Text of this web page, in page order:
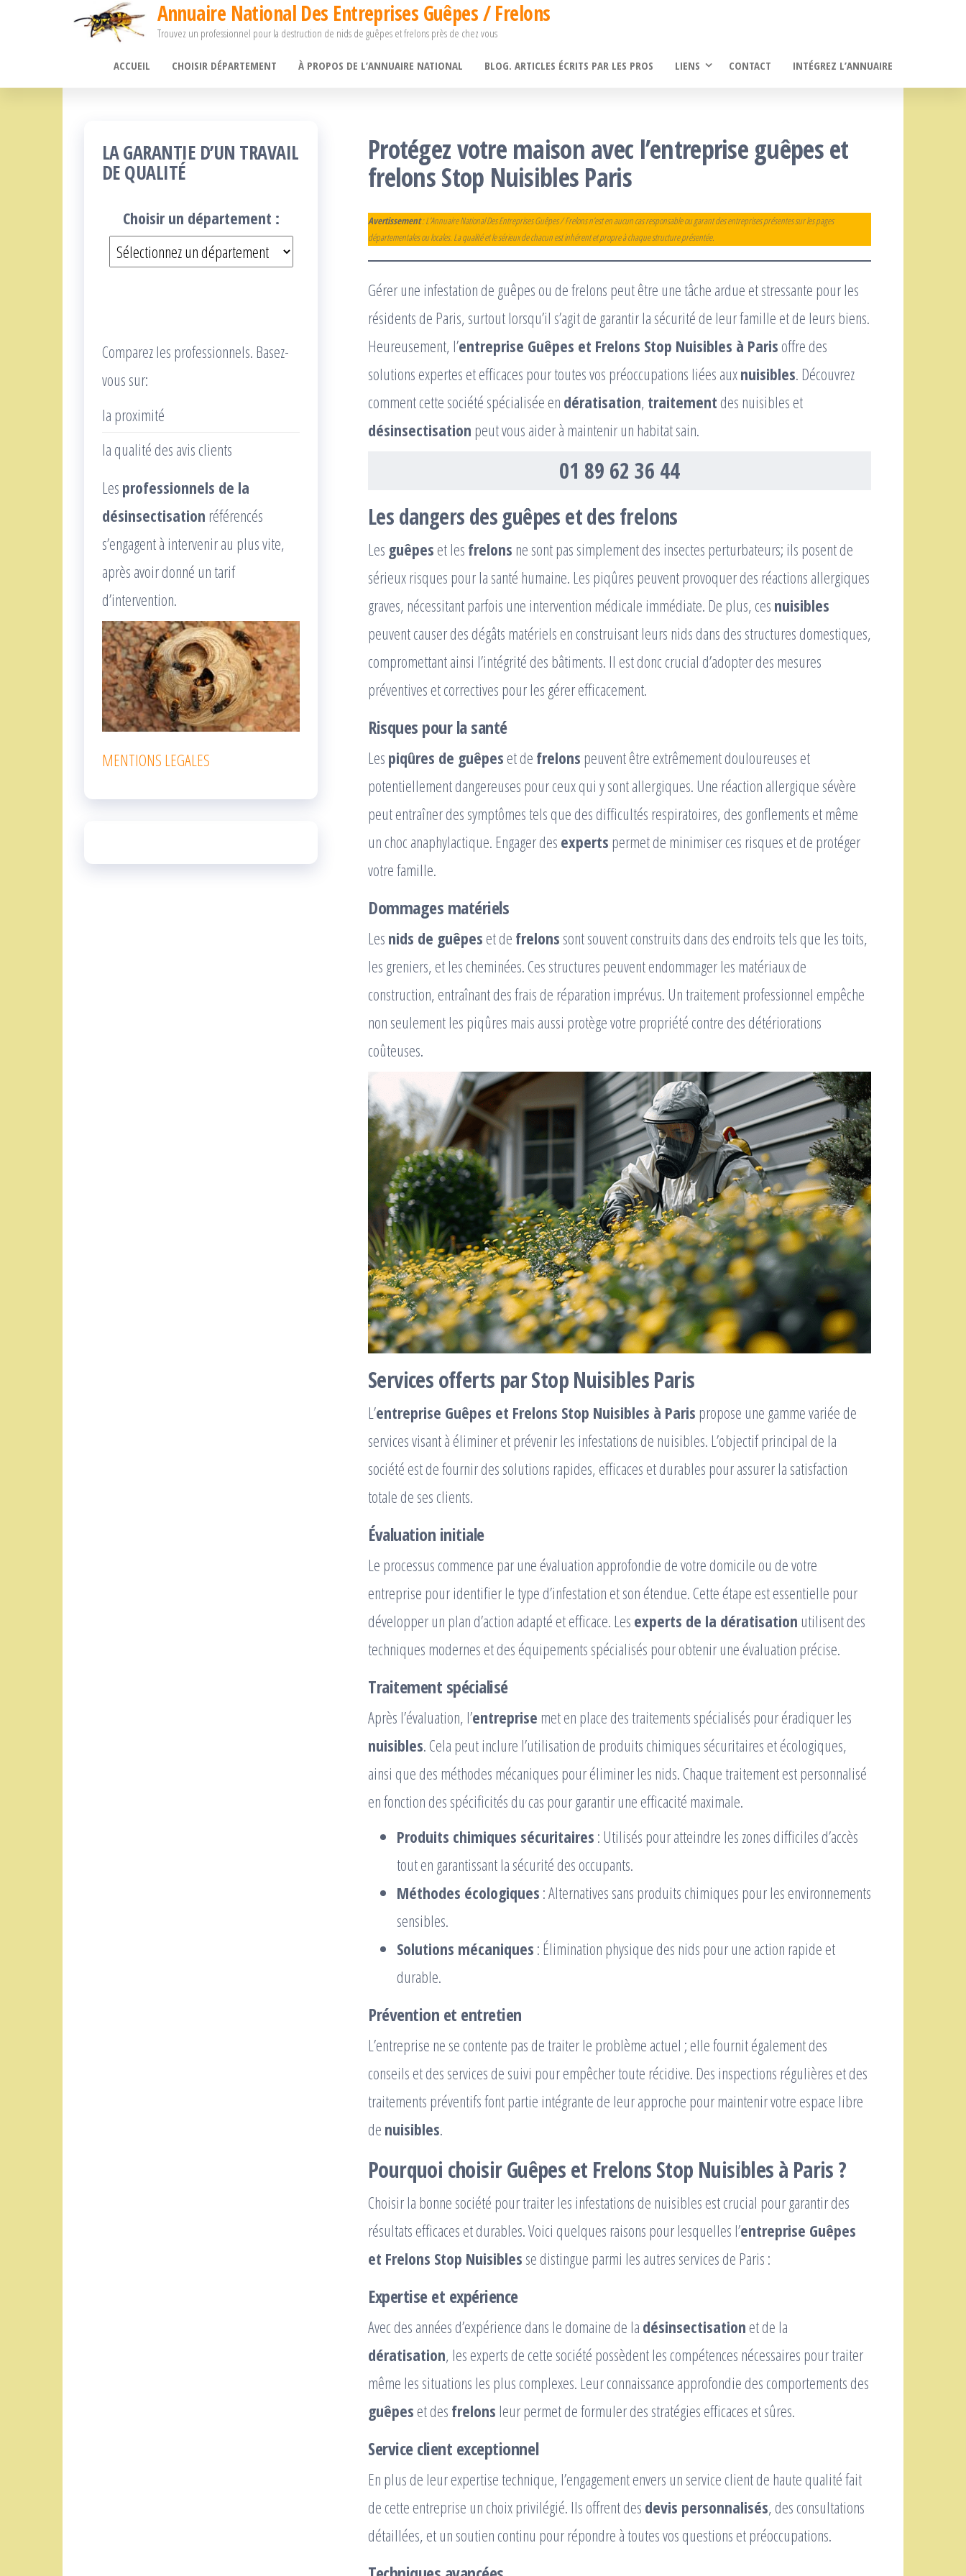
Annuaire National Des Entreprises Guêpes / Frelons
Trouvez un professionnel pour la destruction de nids de guêpes et frelons près de chez vous
ACCUEIL CHOISIR DÉPARTEMENT À PROPOS DE L’ANNUAIRE NATIONAL BLOG. ARTICLES ÉCRITS PAR LES PROS LIENS CONTACT INTÉGREZ L’ANNUAIRE
Protégez votre maison avec l’entreprise guêpes et
frelons Stop Nuisibles Paris
Avertissement: L’Annuaire National Des Entreprises Guêpes / Frelons n’est en aucun cas responsable ou garant des entreprises présentes sur les pages
départementales ou locales. La qualité et le sérieux de chacun est inhérent et propre à chaque structure présentée.
Gérer une infestation de guêpes ou de frelons peut être une tâche ardue et stressante pour les
résidents de Paris, surtout lorsqu’il s’agit de garantir la sécurité de leur famille et de leurs biens.
Heureusement, l’entreprise Guêpes et Frelons Stop Nuisibles à Paris offre des
solutions expertes et efficaces pour toutes vos préoccupations liées auxnuisibles. Découvrez
comment cette société spécialisée en dératisation, traitement des nuisibles et
désinsectisation peut vous aider à maintenir un habitat sain.
01 89 62 36 44
Les dangers des guêpes et des frelons
Les guêpes et les frelons ne sont pas simplement des insectes perturbateurs; ils posent de
sérieux risques pour la santé humaine. Les piqûres peuvent provoquer des réactions allergiques
graves, nécessitant parfois une intervention médicale immédiate. De plus, ces nuisibles
peuvent causer des dégâts matériels en construisant leurs nids dans des structures domestiques,
compromettant ainsi l’intégrité des bâtiments. Il est donc crucial d’adopter des mesures
préventives et correctives pour les gérer efficacement.
Risques pour la santé
Les piqûres de guêpes et de frelons peuvent être extrêmement douloureuses et
potentiellement dangereuses pour ceux qui y sont allergiques. Une réaction allergique sévère
peut entraîner des symptômes tels que des difficultés respiratoires, des gonflements et même
un choc anaphylactique. Engager des experts permet de minimiser ces risques et de protéger
votre famille.
Dommages matériels
Les nids de guêpes et de frelons sont souvent construits dans des endroits tels que les toits,
les greniers, et les cheminées. Ces structures peuvent endommager les matériaux de
construction, entraînant des frais de réparation imprévus. Un traitement professionnel empêche
non seulement les piqûres mais aussi protège votre propriété contre des détériorations
coûteuses.
Services offerts par Stop Nuisibles Paris
L’entreprise Guêpes et Frelons Stop Nuisibles à Paris propose une gamme variée de
services visant à éliminer et prévenir les infestations de nuisibles. L’objectif principal de la
société est de fournir des solutions rapides, efficaces et durables pour assurer la satisfaction
totale de ses clients.
Évaluation initiale
Le processus commence par une évaluation approfondie de votre domicile ou de votre
entreprise pour identifier le type d’infestation et son étendue. Cette étape est essentielle pour
développer un plan d’action adapté et efficace. Les experts de la dératisation utilisent des
techniques modernes et des équipements spécialisés pour obtenir une évaluation précise.
Traitement spécialisé
Après l’évaluation, l’entreprise met en place des traitements spécialisés pour éradiquer les
nuisibles. Cela peut inclure l’utilisation de produits chimiques sécuritaires et écologiques,
ainsi que des méthodes mécaniques pour éliminer les nids. Chaque traitement est personnalisé
en fonction des spécificités du cas pour garantir une efficacité maximale.
Produits chimiques sécuritaires : Utilisés pour atteindre les zones difficiles d’accès
tout en garantissant la sécurité des occupants.
Méthodes écologiques : Alternatives sans produits chimiques pour les environnements
sensibles.
Solutions mécaniques : Élimination physique des nids pour une action rapide et
durable.
Prévention et entretien
L’entreprise ne se contente pas de traiter le problème actuel ; elle fournit également des
conseils et des services de suivi pour empêcher toute récidive. Des inspections régulières et des
traitements préventifs font partie intégrante de leur approche pour maintenir votre espace libre
de nuisibles.
Pourquoi choisir Guêpes et Frelons Stop Nuisibles à Paris ?
Choisir la bonne société pour traiter les infestations de nuisibles est crucial pour garantir des
résultats efficaces et durables. Voici quelques raisons pour lesquelles l’entreprise Guêpes
et Frelons Stop Nuisibles se distingue parmi les autres services de Paris :
Expertise et expérience
Avec des années d’expérience dans le domaine de la désinsectisation et de la
dératisation, les experts de cette société possèdent les compétences nécessaires pour traiter
même les situations les plus complexes. Leur connaissance approfondie des comportements des
guêpes et des frelons leur permet de formuler des stratégies efficaces et sûres.
Service client exceptionnel
En plus de leur expertise technique, l’engagement envers un service client de haute qualité fait
de cette entreprise un choix privilégié. Ils offrent des devis personnalisés, des consultations
détaillées, et un soutien continu pour répondre à toutes vos questions et préoccupations.
LA GARANTIE D’UN TRAVAIL
DE QUALITÉ
Choisir un département :
Comparez les professionnels. Basez-
vous sur:
la proximité
la qualité des avis clients
Les professionnels de la
désinsectisation référencés
s’engagent à intervenir au plus vite,
après avoir donné un tarif
d’intervention.
MENTIONS LEGALES